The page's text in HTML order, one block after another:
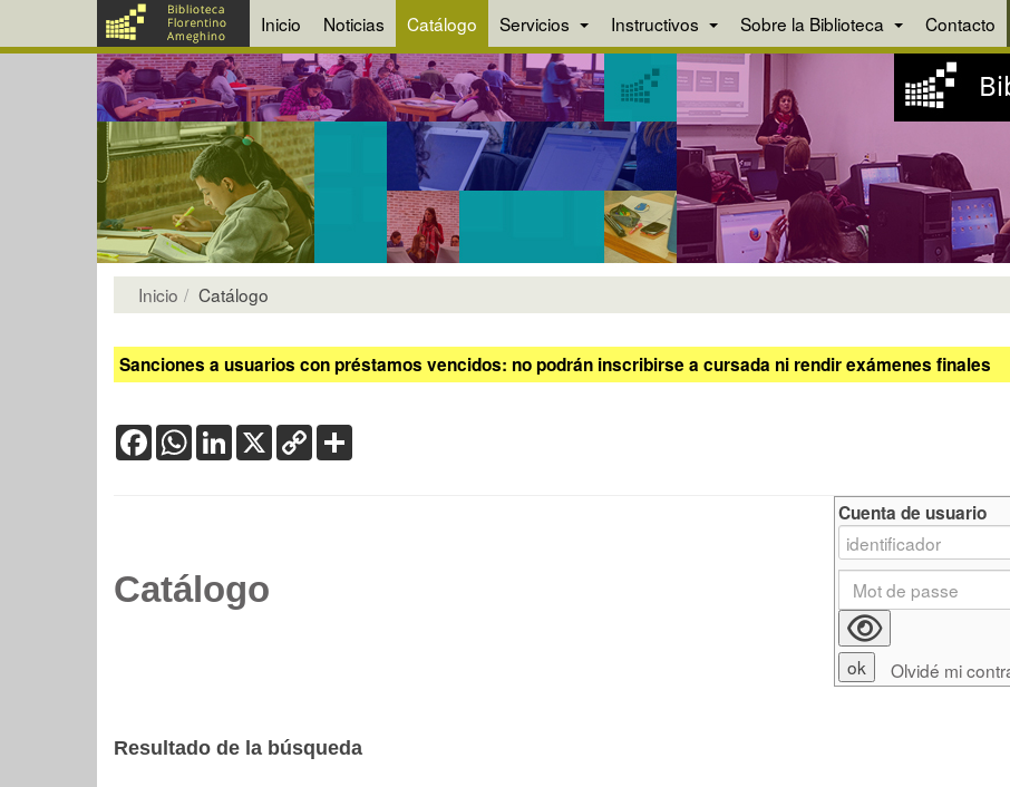
Inicio Noticias Catálogo Servicios Instructivos Sobre la Biblioteca Contacto
Inicio Catálogo
Sanciones a usuarios con préstamos vencidos: no podrán inscribirse a cursada ni rendir exámenes finales
FacebookWhatsApp
LinkedIn
X Copy
Link
Catálogo
Resultado de la búsqueda
Cuenta de usuario
Olvidé mi